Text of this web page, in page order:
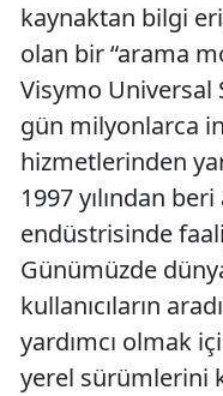
kaynaktan bilgi
olan bir “arama
Visymo Universal
gün milyonlarca
hizmetlerinden
1997 yılından
endüstrisinde
Günümüzde
kullanıcıların
yardımcı olmak
yerel sürümlerini